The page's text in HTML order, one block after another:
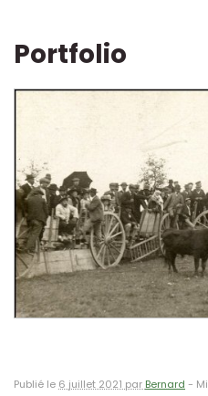
Portfolio
Publié le 6 juillet 2021 par Bernard -